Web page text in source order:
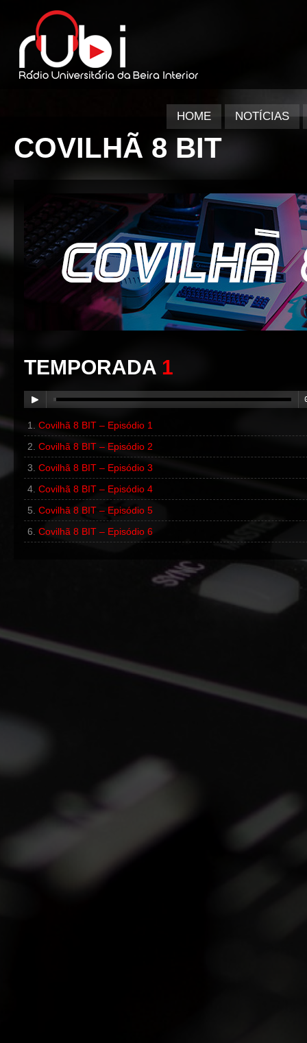
HOME NOTÍCIAS
COVILHÃ 8 BIT
TEMPORADA 1
00:00 /00:00
Covilhã 8 BIT – Episódio 1
Covilhã 8 BIT – Episódio 2
Covilhã 8 BIT – Episódio 3
Covilhã 8 BIT – Episódio 4
Covilhã 8 BIT – Episódio 5
Covilhã 8 BIT – Episódio 6